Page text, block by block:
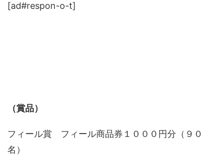
[ad#respon-o-t]
（賞品）
フィール賞 フィール商品券１０００円分（９０
名）